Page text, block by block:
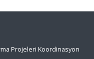
Projeleri Koordinasyon